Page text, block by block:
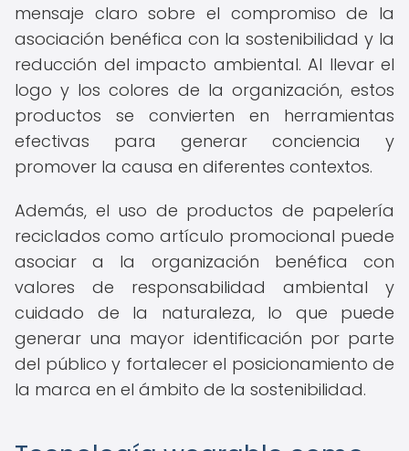
mensaje claro sobre el compromiso de la
asociación benéfica con la sostenibilidad y la
reducción del impacto ambiental. Al llevar el
logo y los colores de la organización, estos
productos se convierten en herramientas
efectivas para generar conciencia y
promover la causa en diferentes contextos.
Además, el uso de productos de papelería
reciclados como artículo promocional puede
asociar a la organización benéfica con
valores de responsabilidad ambiental y
cuidado de la naturaleza, lo que puede
generar una mayor identificación por parte
del público y fortalecer el posicionamiento de
la marca en el ámbito de la sostenibilidad.